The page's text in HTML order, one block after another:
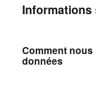
Informations
Comment
données